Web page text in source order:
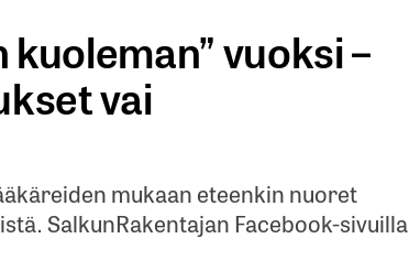
vuoksi –
vai
mukaan eteenkin nuoret
SalkunRakentajan Facebook-sivuilla